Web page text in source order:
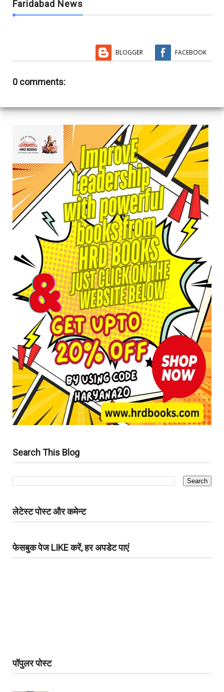
Faridabad News
BLOGGER FACEBOOK
0 comments:
Search This Blog
लेटेस्ट पोस्ट और कमेन्ट
फेसबुक पेज LIKE करें, हर अपडेट पाएं
पॉपुलर पोस्ट